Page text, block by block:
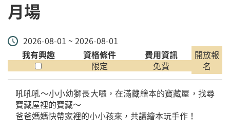
月場
2026-08-01 ~ 2026-08-01
我有興趣
資格條件
限定
費用資訊
免費
開放報
名
吼吼吼～小小幼獅長大囉，在滿藏繪本的寶藏屋，找尋
寶藏屋裡的寶藏～
爸爸媽媽快帶家裡的小小孩來，共讀繪本玩手作！